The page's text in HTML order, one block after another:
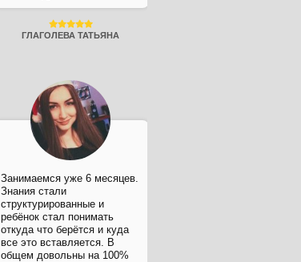
ГЛАГОЛЕВА ТАТЬЯНА
Занимаемся уже 6 месяцев.
Знания стали
структурированные и
ребёнок стал понимать
откуда что берётся и куда
все это вставляется. В
общем довольны на 100%